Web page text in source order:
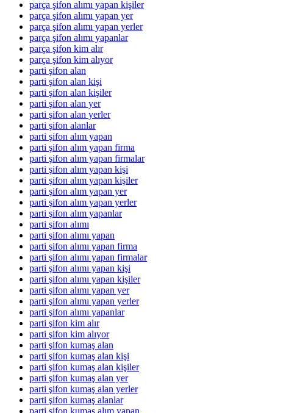
parça şifon alımı yapan kişiler
parça şifon alımı yapan yer
parça şifon alımı yapan yerler
parça şifon alımı yapanlar
parça şifon kim alır
parça şifon kim alıyor
parti şifon alan
parti şifon alan kişi
parti şifon alan kişiler
parti şifon alan yer
parti şifon alan yerler
parti şifon alanlar
parti şifon alım yapan
parti şifon alım yapan firma
parti şifon alım yapan firmalar
parti şifon alım yapan kişi
parti şifon alım yapan kişiler
parti şifon alım yapan yer
parti şifon alım yapan yerler
parti şifon alım yapanlar
parti şifon alımı
parti şifon alımı yapan
parti şifon alımı yapan firma
parti şifon alımı yapan firmalar
parti şifon alımı yapan kişi
parti şifon alımı yapan kişiler
parti şifon alımı yapan yer
parti şifon alımı yapan yerler
parti şifon alımı yapanlar
parti şifon kim alır
parti şifon kim alıyor
parti şifon kumaş alan
parti şifon kumaş alan kişi
parti şifon kumaş alan kişiler
parti şifon kumaş alan yer
parti şifon kumaş alan yerler
parti şifon kumaş alanlar
parti şifon kumaş alım yapan